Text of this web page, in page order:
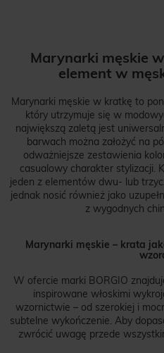
Marynarki męskie
element w
Marynarki męskie w kratkę to
który utrzymuje się w
największą zaletą jest
barwach można założyć na
odważniejsze zestawienia
casualowy charakter stylizacji.
jeden z elementów dwu- lub
jednak nosić również jako
z wygodnych
Marynarki męskie – krata
W ofercie marki BORGIO
inspirowane włoskimi
wzornictwie – od szerokiej i
subtelne wykończenie. Aby
zwrócić uwagę przede